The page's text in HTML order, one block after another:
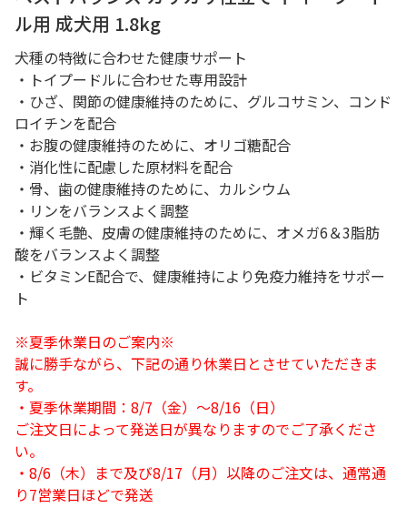
ル用 成犬用 1.8kg
犬種の特徴に合わせた健康サポート
・トイプードルに合わせた専用設計
・ひざ、関節の健康維持のために、グルコサミン、コンド
ロイチンを配合
・お腹の健康維持のために、オリゴ糖配合
・消化性に配慮した原材料を配合
・骨、歯の健康維持のために、カルシウム
・リンをバランスよく調整
・輝く毛艶、皮膚の健康維持のために、オメガ6＆3脂肪
酸をバランスよく調整
・ビタミンE配合で、健康維持により免疫力維持をサポー
ト
※夏季休業日のご案内※
誠に勝手ながら、下記の通り休業日とさせていただきま
す。
・夏季休業期間：8/7（金）～8/16（日）
ご注文日によって発送日が異なりますのでご了承くださ
い。
・8/6（木）まで及び8/17（月）以降のご注文は、通常通
り7営業日ほどで発送